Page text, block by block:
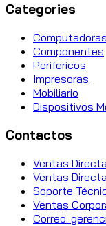
Categories
Componentes
Perifericos
Impresoras
Mobiliario
Dispositivos
Contactos
Ventas
Ventas
Soporte
Ventas
Correo: